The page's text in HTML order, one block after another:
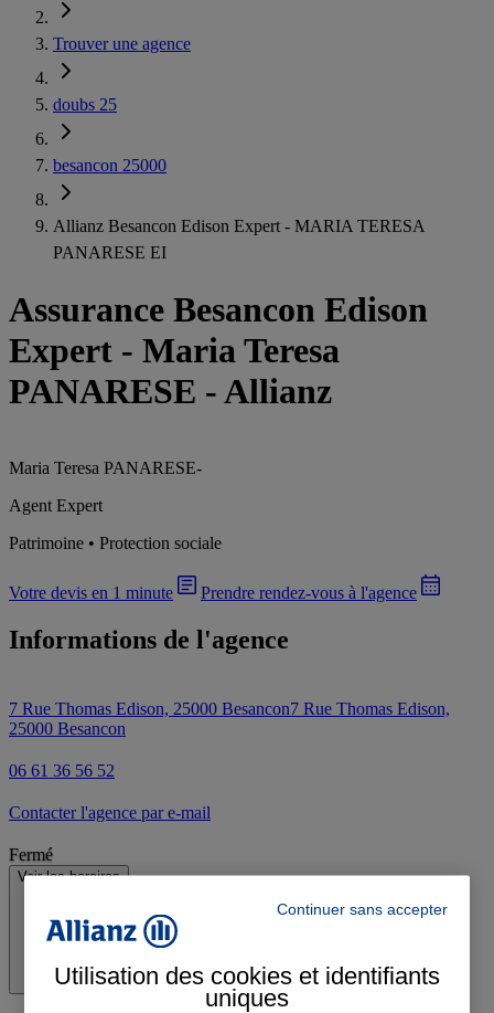
Trouver une agence
doubs 25
besancon 25000
Allianz Besancon Edison Expert - MARIA TERESA
PANARESE EI
Assurance Besancon Edison
Expert - Maria Teresa
PANARESE - Allianz
Maria Teresa PANARESE-
Agent Expert
Patrimoine • Protection sociale
Votre devis en 1 minute Prendre rendez-vous à l'agence
Informations de l'agence
7 Rue Thomas Edison, 25000 Besancon7 Rue Thomas Edison,
25000 Besancon
06 61 36 56 52
Contacter l'agence par e-mail
Fermé
Voir les horaires
Continuer sans accepter
Utilisation des cookies et identifiants
uniques